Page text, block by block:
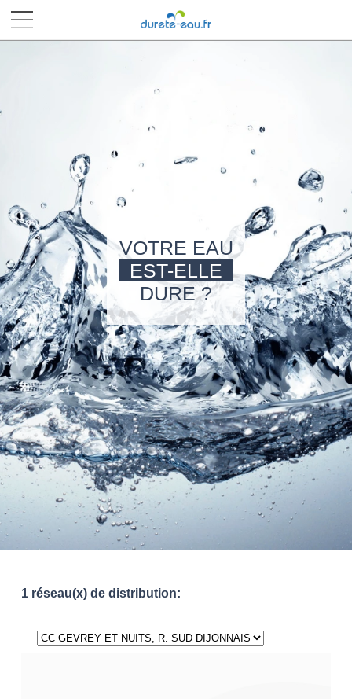
VOTRE EAU
EST-ELLE
DURE ?
1 réseau(x) de distribution: